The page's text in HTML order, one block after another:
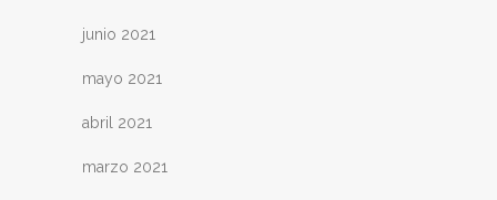
junio 2021
mayo 2021
abril 2021
marzo 2021